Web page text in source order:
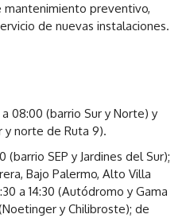
mantenimiento preventivo,
de nuevas instalaciones.
08:00 (barrio Sur y Norte) y
y norte de Ruta 9).
(barrio SEP y Jardines del Sur);
Bajo Palermo, Alto Villa
a 14:30 (Autódromo y Gama
y Chilibroste); de